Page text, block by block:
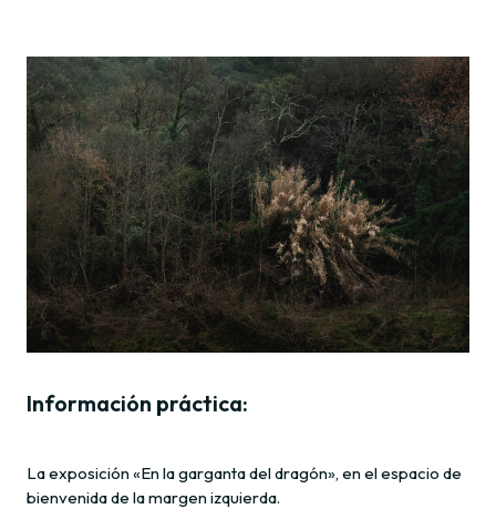
Información práctica:
La exposición «En la garganta del dragón», en el espacio de
bienvenida de la margen izquierda.